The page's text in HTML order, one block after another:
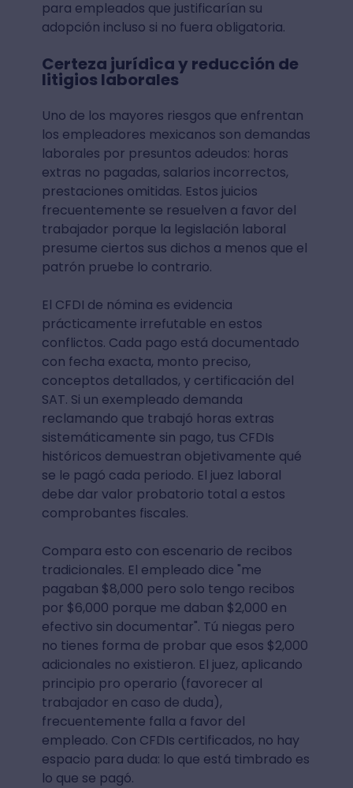
para empleados que justificarían su
adopción incluso si no fuera obligatoria.
Certeza jurídica y reducción de
litigios laborales
Uno de los mayores riesgos que enfrentan
los empleadores mexicanos son demandas
laborales por presuntos adeudos: horas
extras no pagadas, salarios incorrectos,
prestaciones omitidas. Estos juicios
frecuentemente se resuelven a favor del
trabajador porque la legislación laboral
presume ciertos sus dichos a menos que el
patrón pruebe lo contrario.
El CFDI de nómina es evidencia
prácticamente irrefutable en estos
conflictos. Cada pago está documentado
con fecha exacta, monto preciso,
conceptos detallados, y certificación del
SAT. Si un exempleado demanda
reclamando que trabajó horas extras
sistemáticamente sin pago, tus CFDIs
históricos demuestran objetivamente qué
se le pagó cada periodo. El juez laboral
debe dar valor probatorio total a estos
comprobantes fiscales.
Compara esto con escenario de recibos
tradicionales. El empleado dice "me
pagaban $8,000 pero solo tengo recibos
por $6,000 porque me daban $2,000 en
efectivo sin documentar". Tú niegas pero
no tienes forma de probar que esos $2,000
adicionales no existieron. El juez, aplicando
principio pro operario (favorecer al
trabajador en caso de duda),
frecuentemente falla a favor del
empleado. Con CFDIs certificados, no hay
espacio para duda: lo que está timbrado es
lo que se pagó.